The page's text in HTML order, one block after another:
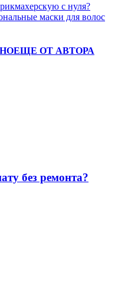
с нуля?
маски для волос
ЕЩЕ ОТ АВТОРА
без ремонта?